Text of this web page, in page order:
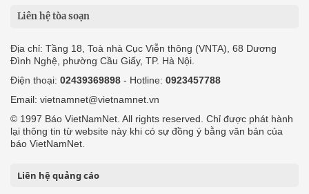
Liên hệ tòa soạn
Địa chỉ: Tầng 18, Toà nhà Cục Viễn thông (VNTA), 68 Dương
Đình Nghệ, phường Cầu Giấy, TP. Hà Nội.
Điện thoại: 02439369898 - Hotline: 0923457788
Email: vietnamnet@vietnamnet.vn
© 1997 Báo VietNamNet. All rights reserved. Chỉ được phát hành
lại thông tin từ website này khi có sự đồng ý bằng văn bản của
báo VietNamNet.
Liên hệ quảng cáo